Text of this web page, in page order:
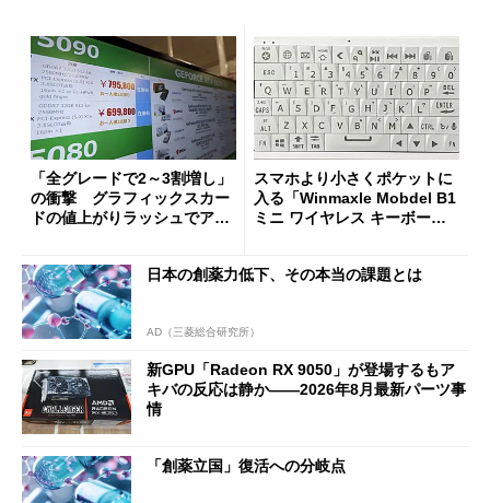
「全グレードで2～3割増し」
の衝撃 グラフィックスカー
ドの値上がりラッシュでアキ
スマホより小さくポケットに
入る「Winmaxle Mobdel B1
ミニ ワイヤレス キーボー
日本の創薬力低下、その本当の課題とは
AD（三菱総合研究所）
新GPU「Radeon RX 9050」が登場するもア
キバの反応は静か――2026年8月最新パーツ事
情
「創薬立国」復活への分岐点